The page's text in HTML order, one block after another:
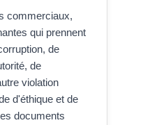
commerciaux,
qui prennent
de
de
violation
d'éthique et de
documents